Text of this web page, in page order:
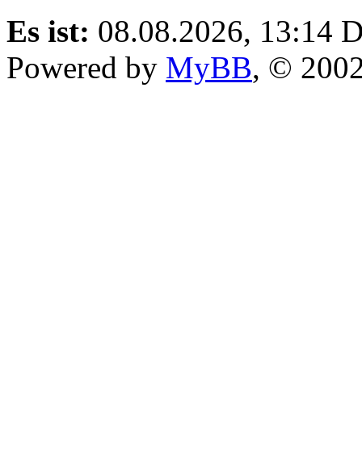
Es ist: 08.08.2026, 13:14
Powered by MyBB, ©